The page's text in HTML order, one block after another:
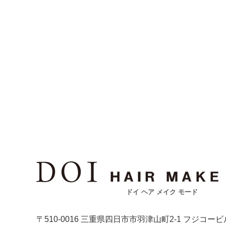
ドイ ヘア メイク モード
〒510-0016 三重県四日市市羽津山町2-1 フジコービ